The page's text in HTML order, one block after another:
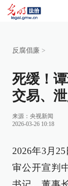
反腐倡廉 >
死缓！
交易、
来源： 央视新闻
2026-03-26 10:18
2026年3月
审公开宣判